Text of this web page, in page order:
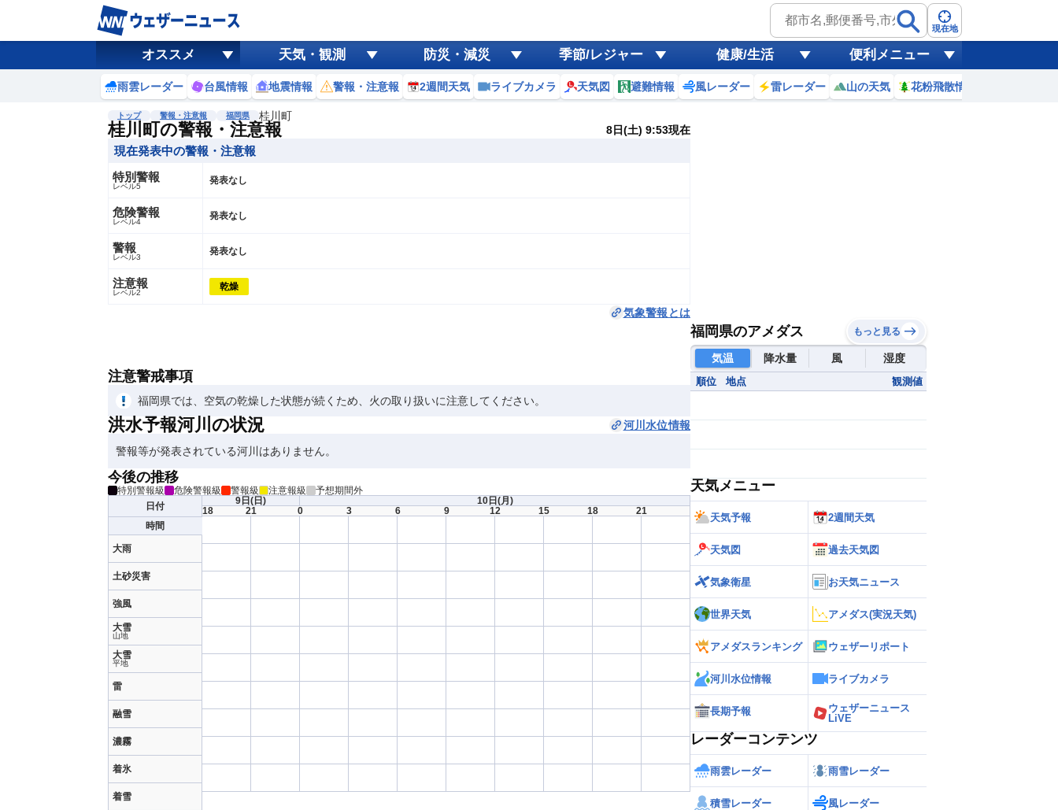
現在地
オススメ 天気・観測 防災・減災 季節/レジャー 健康/生活 便利メニュー
雨雲レーダー 台風情報 地震情報 警報・注意報 2週間天気 ライブカメラ 天気図 避難情報 風レーダー 雷レーダー 山の天気 花粉飛散情報
トップ 警報・注意報 福岡県 桂川町
桂川町の警報・注意報 8日(土) 9:53現在
現在発表中の警報・注意報
特別警報
レベル5 発表なし
危険警報
レベル4 発表なし
警報
レベル3 発表なし
注意報
レベル2 乾燥
気象警報とは
注意警戒事項
福岡県では、空気の乾燥した状態が続くため、火の取り扱いに注意してください。
洪水予報河川の状況 河川水位情報
警報等が発表されている河川はありません。
今後の推移
特別警報級 危険警報級 警報級 注意報級
予想期間外
日付
時間
大雨
土砂災害
強風
大雪
山地
大雪
平地
雷
融雪
濃霧
着氷
着雪
9日 (日)
18
21
10日 (月)
0
3 6 9 12 15 18 21
福岡県のアメダス もっと見る
気温 降水量 風 湿度
順位 地点 観測値
天気メニュー
天気予報 2週間天気
天気図 過去天気図
気象衛星 お天気ニュース
世界天気 アメダス(実況天気)
アメダスランキング ウェザーリポート
河川水位情報 ライブカメラ
長期予報
ウェザーニュース
LiVE
レーダーコンテンツ
雨雲レーダー 雨雪レーダー
積雪レーダー 風レーダー